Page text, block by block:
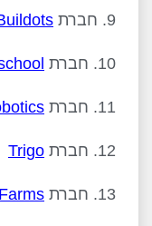
9. חברת
10. חברת
11. חברת
12. חברת Trigo
13. חברת